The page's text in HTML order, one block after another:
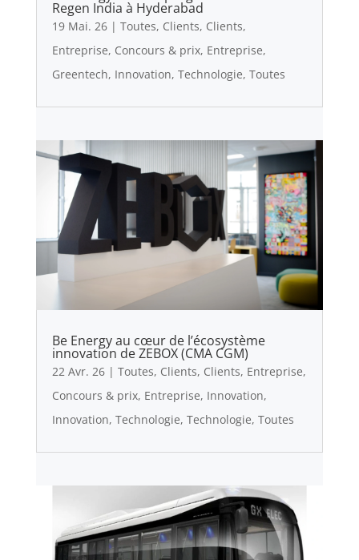
Regen India à Hyderabad
19 Mai. 26| Toutes, Clients, Clients,
Entreprise, Concours & prix, Entreprise,
Greentech, Innovation, Technologie, Toutes
Be Energy au cœur de l’écosystème
innovation de ZEBOX (CMA CGM)
22 Avr. 26| Toutes, Clients, Clients, Entreprise,
Concours & prix, Entreprise, Innovation,
Innovation, Technologie, Technologie, Toutes